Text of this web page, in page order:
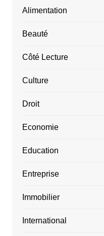
Alimentation
Beauté
Côté Lecture
Culture
Droit
Economie
Education
Entreprise
Immobilier
International